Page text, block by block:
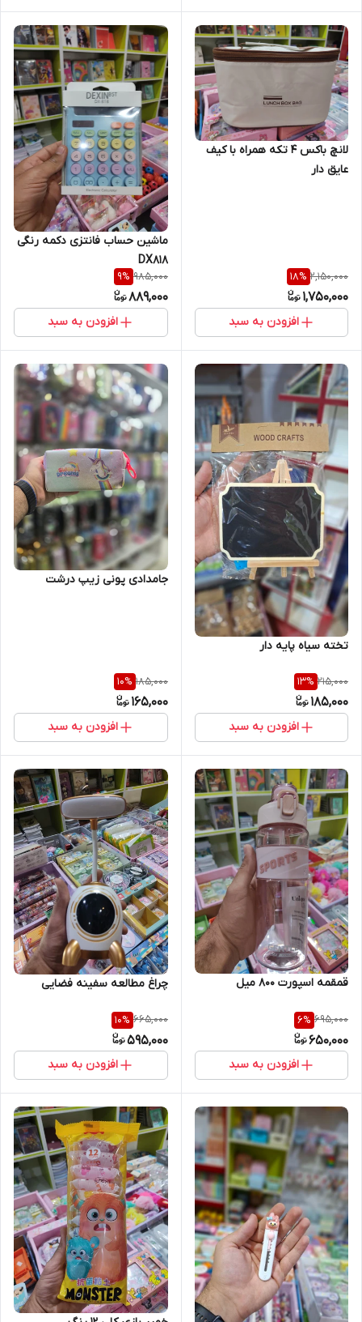
لانچ باکس 4 تکه همراه با کیف
عایق دار
2,150,000
18%
1,750,000
افزودن به سبد
ماشین حساب فانتزی دکمه رنگی
DX818
985,000
9%
889,000
افزودن به سبد
تخته سیاه پایه دار
215,000
13%
185,000
افزودن به سبد
جامدادی پونی زیپ درشت
185,000
10%
165,000
افزودن به سبد
قمقمه اسپورت 800 میل
695,000
6%
650,000
افزودن به سبد
چراغ مطالعه سفینه فضایی
665,000
10%
595,000
افزودن به سبد